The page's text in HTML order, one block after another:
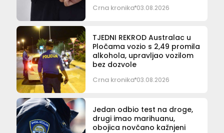
Crna kronika 03.08.2026
TJEDNI REKROD Australac u
Pločama vozio s 2,49 promila
alkohola, upravljao vozilom
bez dozvole
Crna kronika 03.08.2026
Jedan odbio test na droge,
drugi imao marihuanu,
obojica novčano kažnjeni